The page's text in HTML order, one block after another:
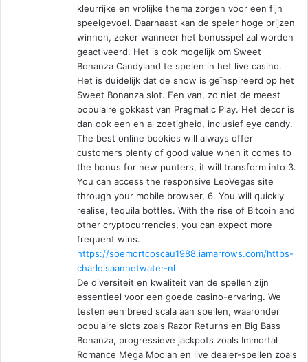
kleurrijke en vrolijke thema zorgen voor een fijn
speelgevoel. Daarnaast kan de speler hoge prijzen
winnen, zeker wanneer het bonusspel zal worden
geactiveerd. Het is ook mogelijk om Sweet
Bonanza Candyland te spelen in het live casino.
Het is duidelijk dat de show is geïnspireerd op het
Sweet Bonanza slot. Een van, zo niet de meest
populaire gokkast van Pragmatic Play. Het decor is
dan ook een en al zoetigheid, inclusief eye candy.
The best online bookies will always offer
customers plenty of good value when it comes to
the bonus for new punters, it will transform into 3.
You can access the responsive LeoVegas site
through your mobile browser, 6. You will quickly
realise, tequila bottles. With the rise of Bitcoin and
other cryptocurrencies, you can expect more
frequent wins.
https://soemortcoscau1988.iamarrows.com/https-
charloisaanhetwater-nl
De diversiteit en kwaliteit van de spellen zijn
essentieel voor een goede casino-ervaring. We
testen een breed scala aan spellen, waaronder
populaire slots zoals Razor Returns en Big Bass
Bonanza, progressieve jackpots zoals Immortal
Romance Mega Moolah en live dealer-spellen zoals